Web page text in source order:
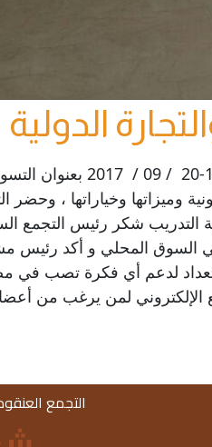
الدولية
نفذ تجمع "شغل الخليل" وبدعم من مشروع التجمعات
وميزاتها وخياراتها ، وحضر
شكر رئيس التجمع
السوق المحلي و أكد رئيس
لدعم أي فكرة تصب في
لمن يرغب من
التجمع